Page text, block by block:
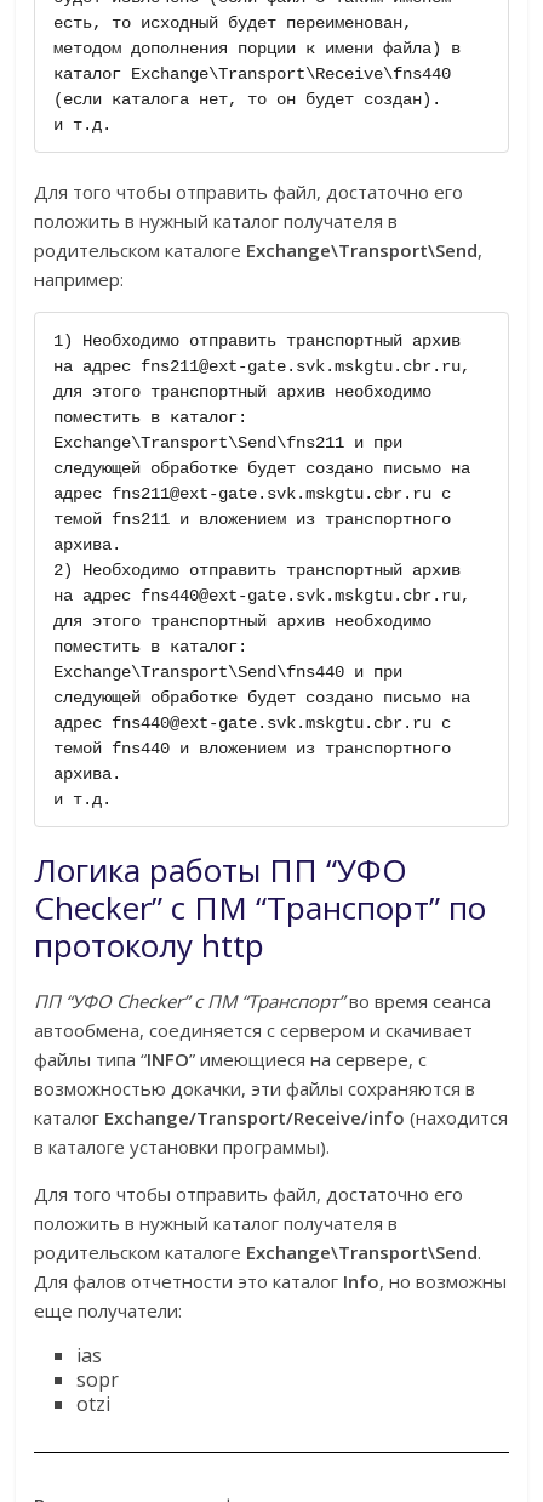
есть, то исходный будет переименован,
методом дополнения порции к имени файла) в
каталог Exchange\Transport\Receive\fns440
(если каталога нет, то он будет создан).
и т.д.
Для того чтобы отправить файл, достаточно его
положить в нужный каталог получателя в
родительском каталоге Exchange\Transport\Send,
например:
1) Необходимо отправить транспортный архив
на адрес fns211@ext-gate.svk.mskgtu.cbr.ru,
для этого транспортный архив необходимо
поместить в каталог:
Exchange\Transport\Send\fns211 и при
следующей обработке будет создано письмо на
адрес fns211@ext-gate.svk.mskgtu.cbr.ru с
темой fns211 и вложением из транспортного
архива.
2) Необходимо отправить транспортный архив
на адрес fns440@ext-gate.svk.mskgtu.cbr.ru,
для этого транспортный архив необходимо
поместить в каталог:
Exchange\Transport\Send\fns440 и при
следующей обработке будет создано письмо на
адрес fns440@ext-gate.svk.mskgtu.cbr.ru с
темой fns440 и вложением из транспортного
архива.
и т.д.
Логика работы ПП “УФО
Checker” c ПМ “Транспорт” по
протоколу http
ПП “УФО Checker” c ПМ “Транспорт”во время сеанса
автообмена, соединяется с сервером и скачивает
файлы типа “INFO” имеющиеся на сервере, с
возможностью докачки, эти файлы сохраняются в
каталог Exchange/Transport/Receive/info (находится
в каталоге установки программы).
Для того чтобы отправить файл, достаточно его
положить в нужный каталог получателя в
родительском каталоге Exchange\Transport\Send.
Для фалов отчетности это каталог Info, но возможны
еще получатели:
ias
sopr
otzi